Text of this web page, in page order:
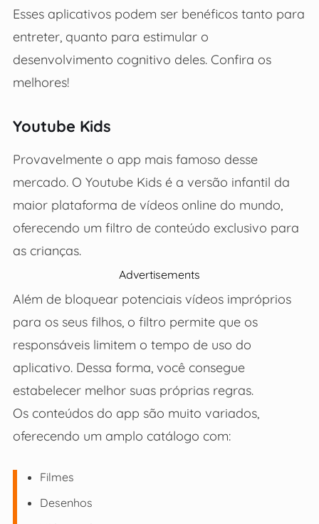
Esses aplicativos podem ser benéficos tanto para
entreter, quanto para estimular o
desenvolvimento cognitivo deles. Confira os
melhores!
Youtube Kids
Provavelmente o app mais famoso desse
mercado. O Youtube Kids é a versão infantil da
maior plataforma de vídeos online do mundo,
oferecendo um filtro de conteúdo exclusivo para
as crianças.
Advertisements
Além de bloquear potenciais vídeos impróprios
para os seus filhos, o filtro permite que os
responsáveis limitem o tempo de uso do
aplicativo. Dessa forma, você consegue
estabelecer melhor suas próprias regras.
Os conteúdos do app são muito variados,
oferecendo um amplo catálogo com:
Filmes
Desenhos